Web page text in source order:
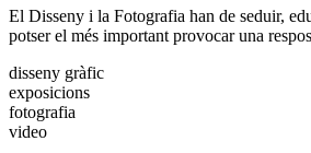
El Disseny i la Fotografia han de seduir,
potser el més important provocar una
disseny gràfic
exposicions
fotografia
video